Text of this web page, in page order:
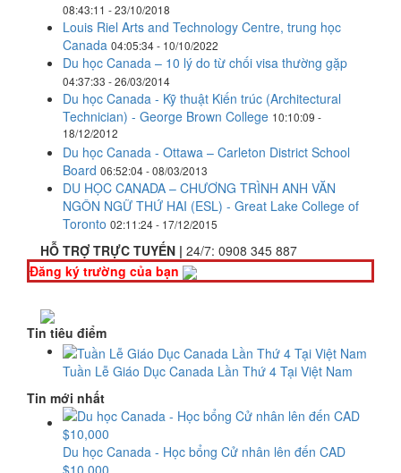
08:43:11 - 23/10/2018
​Louis Riel Arts and Technology Centre, trung học
Canada 04:05:34 - 10/10/2022
Du học Canada – 10 lý do từ chối visa thường gặp
04:37:33 - 26/03/2014
Du học Canada - Kỹ thuật Kiến trúc (Architectural
Technician) - George Brown College 10:10:09 -
18/12/2012
Du học Canada - Ottawa – Carleton District School
Board 06:52:04 - 08/03/2013
DU HỌC CANADA – CHƯƠNG TRÌNH ANH VĂN
NGÔN NGỮ THỨ HAI (ESL) - Great Lake College of
Toronto 02:11:24 - 17/12/2015
HỖ TRỢ TRỰC TUYẾN | 24/7: 0908 345 887
Đăng ký trường của bạn
Tin tiêu điểm
Tuần Lễ Giáo Dục Canada Lần Thứ 4 Tại Việt Nam
Tin mới nhất
Du học Canada - Học bổng Cử nhân lên đến CAD
$10,000